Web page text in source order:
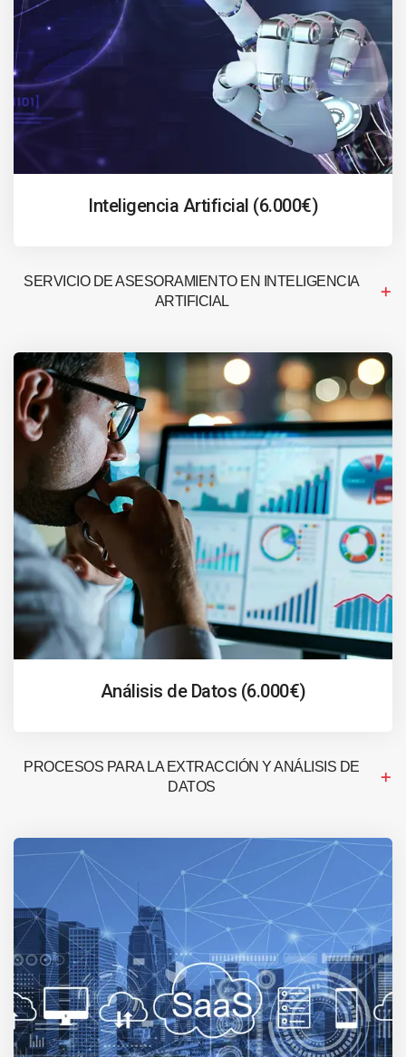
Inteligencia Artificial (6.000€)
SERVICIO DE ASESORAMIENTO EN INTELIGENCIA
ARTIFICIAL
Análisis de Datos (6.000€)
PROCESOS PARA LA EXTRACCIÓN Y ANÁLISIS DE
DATOS